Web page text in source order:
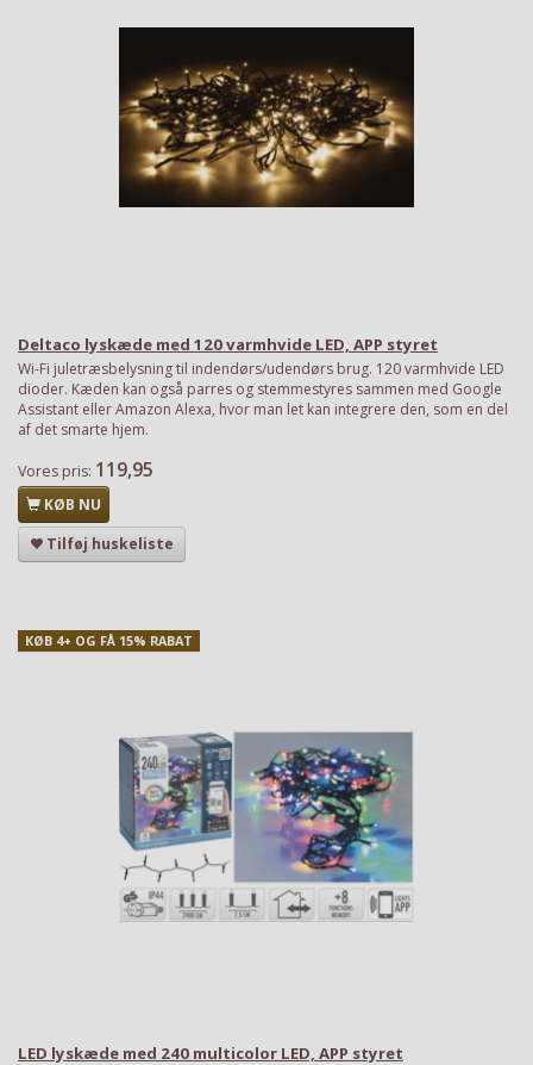
Deltaco lyskæde med 120 varmhvide LED, APP styret
Wi-Fi juletræsbelysning til indendørs/udendørs brug. 120 varmhvide LED
dioder. Kæden kan også parres og stemmestyres sammen med Google
Assistant eller Amazon Alexa, hvor man let kan integrere den, som en del
af det smarte hjem.
Vores pris: 119,95
KØB NU
Tilføj huskeliste
KØB 4+ OG FÅ 15% RABAT
LED lyskæde med 240 multicolor LED, APP styret